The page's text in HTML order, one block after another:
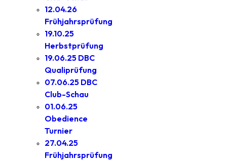
12.04.26
Frühjahrsprüfung
19.10.25
Herbstprüfung
19.06.25 DBC
Qualiprüfung
07.06.25 DBC
Club-Schau
01.06.25
Obedience
Turnier
27.04.25
Frühjahrsprüfung